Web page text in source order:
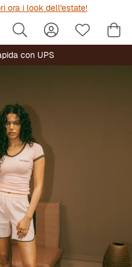
ora i look dell'estate!
con UPS